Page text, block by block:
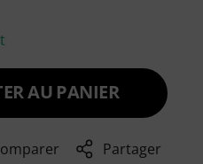
AU PANIER
Partager